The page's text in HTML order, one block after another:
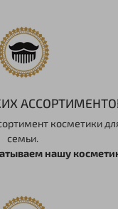
косметики
семьи.
нашу